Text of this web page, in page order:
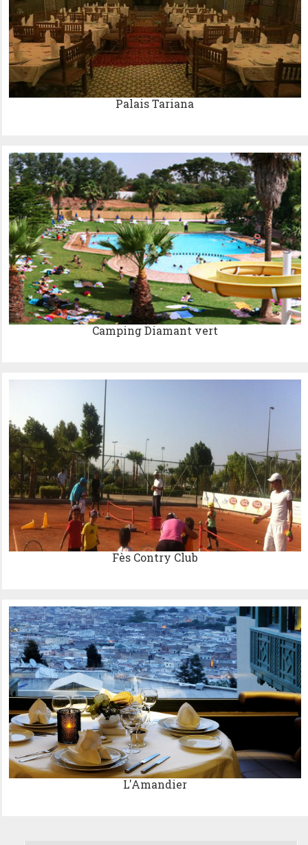
Palais Tariana
Camping Diamant vert
Fès Contry Club
L'Amandier